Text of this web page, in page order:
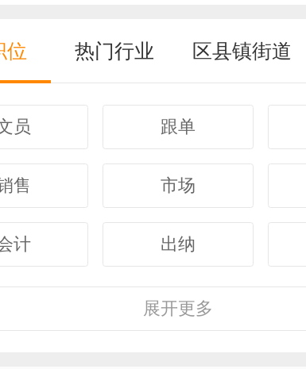
位 热门行业 区县镇街道
员 跟单
售 市场
计 出纳
行政
展开更多